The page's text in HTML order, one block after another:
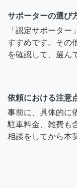
サポーターの選び
「認定サポータ
すすめです。その
を確認して、選ん
依頼における注意
事前に、具体的に
駐車料金、雑費も
相談をしてから本